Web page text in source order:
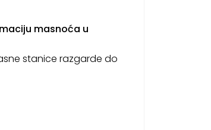
masnoća u
stanice razgarde do